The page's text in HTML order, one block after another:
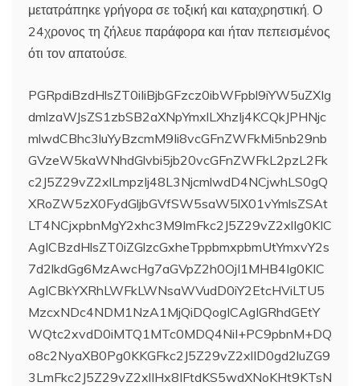
μετατράπηκε γρήγορα σε τοξική και καταχρηστική. Ο
24χρονος τη ζήλευε παράφορα και ήταν πεπεισμένος
ότι τον απατούσε.
PGRpdiBzdHlsZT0iIiBjbGFzcz0ibWFpbl9iYW5uZXIg
dmlzaWJsZS1zbSB2aXNpYmxlLXhzIj4KCQkJPHNjc
mlwdCBhc3luYyBzcmM9Ii8vcGFnZWFkMi5nb29nb
GVzeW5kaWNhdGlvbi5jb20vcGFnZWFkL2pzL2Fk
c2J5Z29vZ2xlLmpzIj48L3NjcmlwdD4NCjwhLS0gQ
XRoZW5zX0FydGljbGVfSW5saW5lX01vYmlsZSAt
LT4NCjxpbnMgY2xhc3M9ImFkc2J5Z29vZ2xlIg0KIC
AgICBzdHlsZT0iZGlzcGxheTppbmxpbmUtYmxvY2s
7d2lkdGg6MzAwcHg7aGVpZ2h0OjI1MHB4Ig0KIC
AgICBkYXRhLWFkLWNsaWVudD0iY2EtcHViLTU5
MzcxNDc4NDM1NzA1MjQiDQogICAgIGRhdGEtY
WQtc2xvdD0iMTQ1MTc0MDQ4NiI+PC9pbnM+DQ
o8c2NyaXB0Pg0KKGFkc2J5Z29vZ2xlID0gd2luZG9
3LmFkc2J5Z29vZ2xlIHx8IFtdKS5wdXNoKHt9KTsN